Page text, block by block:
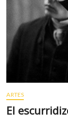
ARTES
El